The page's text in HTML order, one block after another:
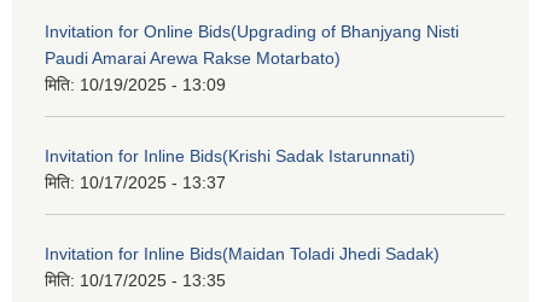
Invitation for Online Bids(Upgrading of Bhanjyang Nisti
Paudi Amarai Arewa Rakse Motarbato)
मिति: 10/19/2025 - 13:09
Invitation for Inline Bids(Krishi Sadak Istarunnati)
मिति: 10/17/2025 - 13:37
Invitation for Inline Bids(Maidan Toladi Jhedi Sadak)
मिति: 10/17/2025 - 13:35